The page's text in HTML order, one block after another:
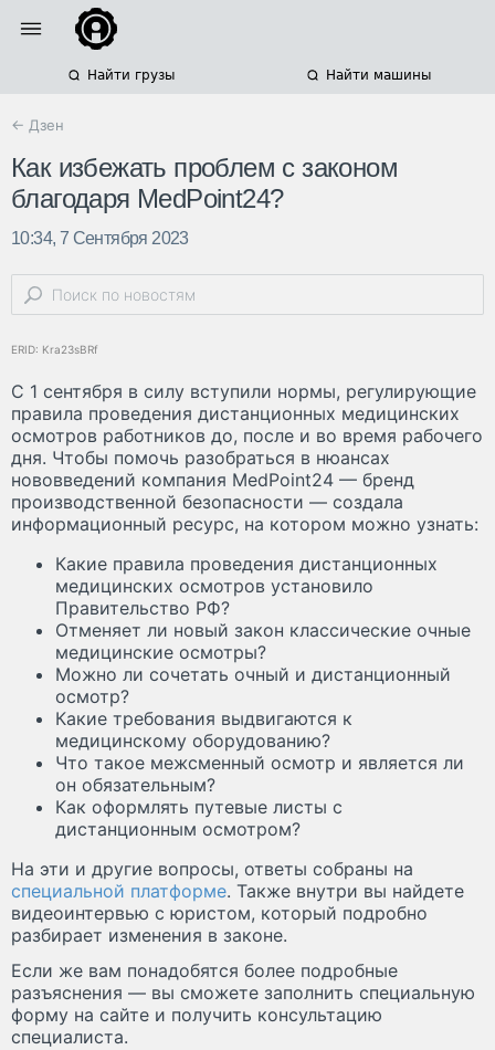
Найти грузы Найти машины
← Дзен
Как избежать проблем с законом
благодаря MedPoint24?
10:34, 7 Сентября 2023
ERID: Kra23sBRf
C 1 сентября в силу вступили нормы, регулирующие
правила проведения дистанционных медицинских
осмотров работников до, после и во время рабочего
дня. Чтобы помочь разобраться в нюансах
нововведений компания MedPoint24 — бренд
производственной безопасности — создала
информационный ресурс, на котором можно узнать:
Какие правила проведения дистанционных
медицинских осмотров установило
Правительство РФ?
Отменяет ли новый закон классические очные
медицинские осмотры?
Можно ли сочетать очный и дистанционный
осмотр?
Какие требования выдвигаются к
медицинскому оборудованию?
Что такое межсменный осмотр и является ли
он обязательным?
Как оформлять путевые листы с
дистанционным осмотром?
На эти и другие вопросы, ответы собраны на
специальной платформе. Также внутри вы найдете
видеоинтервью с юристом, который подробно
разбирает изменения в законе.
Если же вам понадобятся более подробные
разъяснения — вы сможете заполнить специальную
форму на сайте и получить консультацию
специалиста.